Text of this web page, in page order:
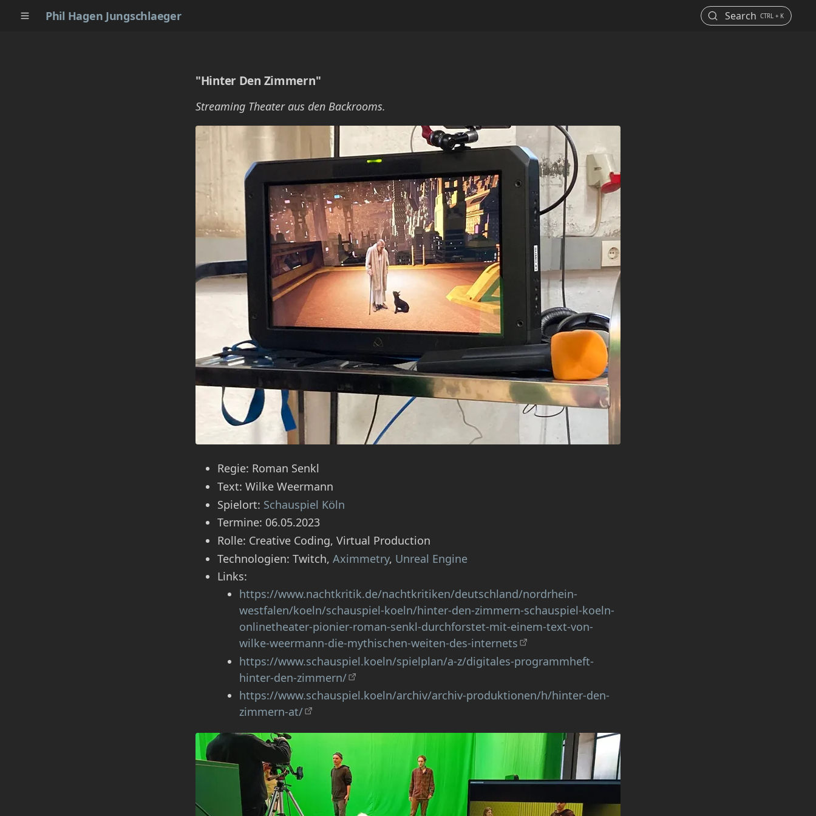
Phil Hagen Jungschlaeger Search CTRL + K
"Hinter Den Zimmern"
Streaming Theater aus den Backrooms.
Regie: Roman Senkl
Text: Wilke Weermann
Spielort: Schauspiel Köln
Termine: 06.05.2023
Rolle: Creative Coding, Virtual Production
Technologien: Twitch, Aximmetry, Unreal Engine
Links:
https://www.nachtkritik.de/nachtkritiken/deutschland/nordrhein-
westfalen/koeln/schauspiel-koeln/hinter-den-zimmern-schauspiel-koeln-
onlinetheater-pionier-roman-senkl-durchforstet-mit-einem-text-von-
wilke-weermann-die-mythischen-weiten-des-internets
https://www.schauspiel.koeln/spielplan/a-z/digitales-programmheft-
hinter-den-zimmern/
https://www.schauspiel.koeln/archiv/archiv-produktionen/h/hinter-den-
zimmern-at/